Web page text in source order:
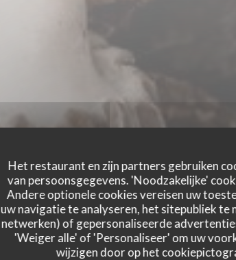
Het restaurant en zijn partners gebruiken
van persoonsgegevens. 'Noodzakelijke'
Andere optionele cookies vereisen uw
uw navigatie te analyseren, het sitepubliek
netwerken) of gepersonaliseerde
'Weiger alle' of 'Personaliseer' om uw
wijzigen door op het